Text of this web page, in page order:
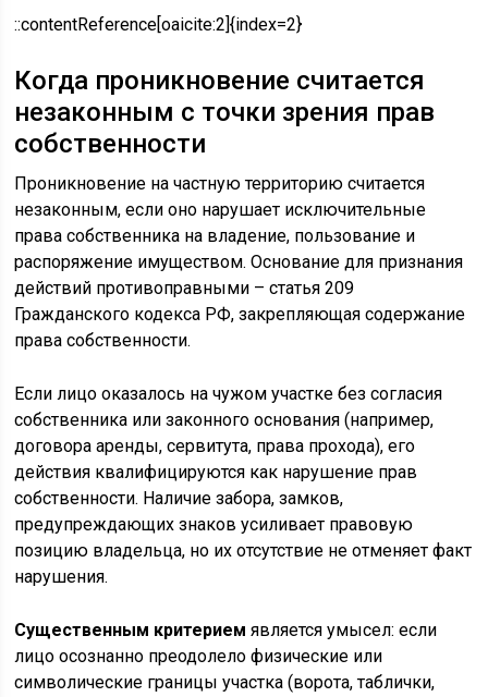
::contentReference[oaicite:2]{index=2}
Когда проникновение считается
незаконным с точки зрения прав
собственности
Проникновение на частную территорию считается
незаконным, если оно нарушает исключительные
права собственника на владение, пользование и
распоряжение имуществом. Основание для признания
действий противоправными – статья 209
Гражданского кодекса РФ, закрепляющая содержание
права собственности.
Если лицо оказалось на чужом участке без согласия
собственника или законного основания (например,
договора аренды, сервитута, права прохода), его
действия квалифицируются как нарушение прав
собственности. Наличие забора, замков,
предупреждающих знаков усиливает правовую
позицию владельца, но их отсутствие не отменяет факт
нарушения.
Существенным критерием является умысел: если
лицо осознанно преодолело физические или
символические границы участка (ворота, таблички,